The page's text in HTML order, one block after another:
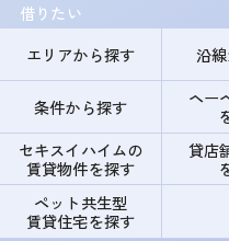
借りたい
エリアから探す
沿
条件から探す
ヘー
セキスイハイムの
賃貸物件を探す
貸店
ペット共生型
賃貸住宅を探す